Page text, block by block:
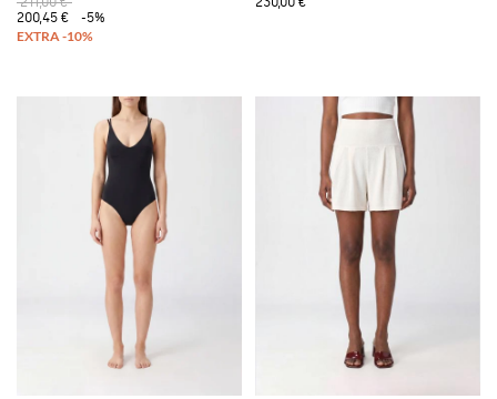
200,45 €
-5%